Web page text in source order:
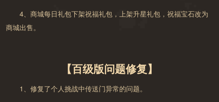
4、商城每日礼包下架祝福礼包，上架升星礼包，祝福宝石改为
商城出售。
【百级版问题修复】
1、修复了个人挑战中传送门异常的问题。